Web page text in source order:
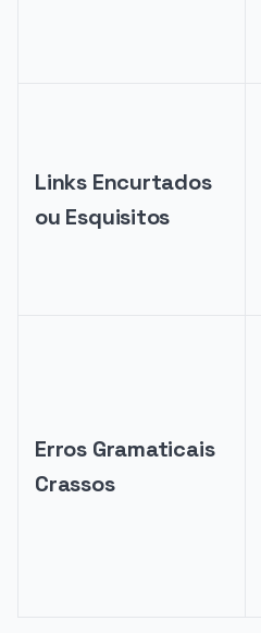
Links Encurtados
ou Esquisitos
Erros Gramaticais
Crassos